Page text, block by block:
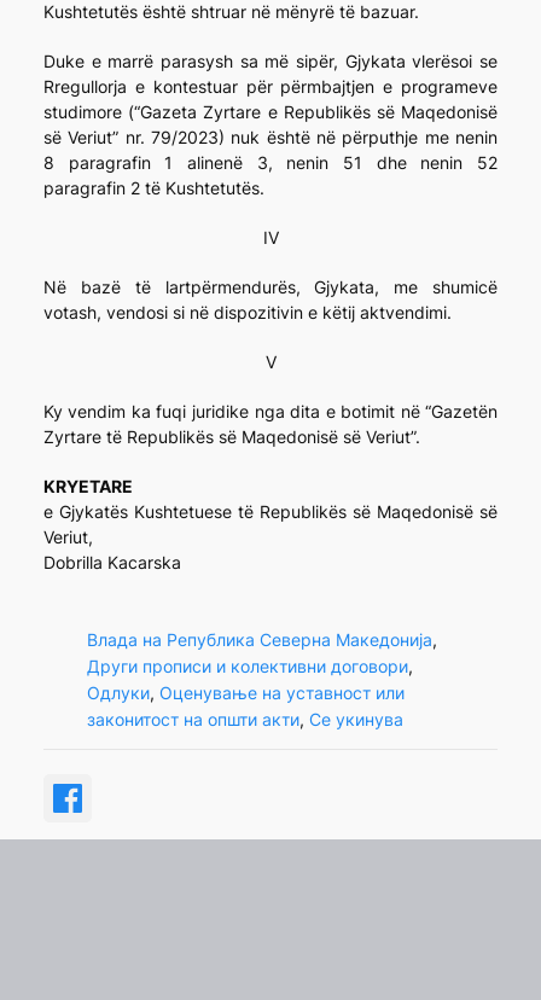
Kushtetutës është shtruar në mënyrë të bazuar.
Duke e marrë parasysh sa më sipër, Gjykata vlerësoi se
Rregullorja e kontestuar për përmbajtjen e programeve
studimore (“Gazeta Zyrtare e Republikës së Maqedonisë
së Veriut” nr. 79/2023) nuk është në përputhje me nenin
8 paragrafin 1 alinenë 3, nenin 51 dhe nenin 52
paragrafin 2 të Kushtetutës.
IV
Në bazë të lartpërmendurës, Gjykata, me shumicë
votash, vendosi si në dispozitivin e këtij aktvendimi.
V
Ky vendim ka fuqi juridike nga dita e botimit në “Gazetën
Zyrtare të Republikës së Maqedonisë së Veriut”.
KRYETARE
e Gjykatës Kushtetuese të Republikës së Maqedonisë së
Veriut,
Dobrilla Kacarska
Влада на Република Северна Македонија
Други прописи и колективни договори
Одлуки, Оценување на уставност или
законитост на општи акти, Се укинува